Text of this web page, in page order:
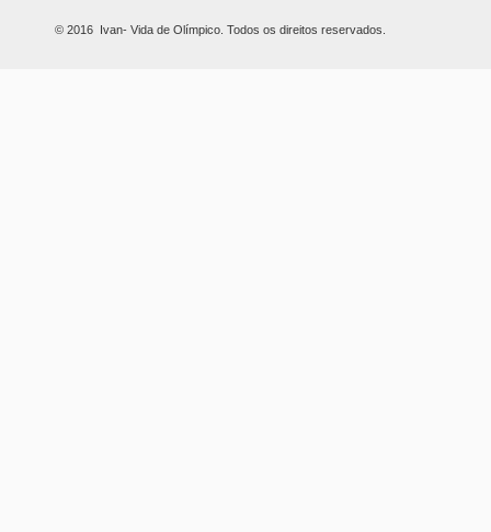
© 2016 Ivan- Vida de Olímpico. Todos os direitos reservados.